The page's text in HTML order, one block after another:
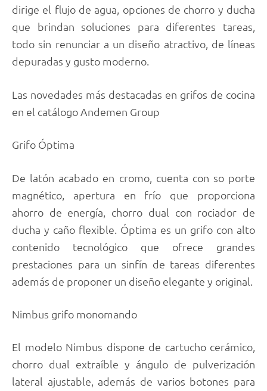
dirige el flujo de agua, opciones de chorro y ducha
que brindan soluciones para diferentes tareas,
todo sin renunciar a un diseño atractivo, de líneas
depuradas y gusto moderno.
Las novedades más destacadas en grifos de cocina
en el catálogo Andemen Group
Grifo Óptima
De latón acabado en cromo, cuenta con so porte
magnético, apertura en frío que proporciona
ahorro de energía, chorro dual con rociador de
ducha y caño flexible. Óptima es un grifo con alto
contenido tecnológico que ofrece grandes
prestaciones para un sinfín de tareas diferentes
además de proponer un diseño elegante y original.
Nimbus grifo monomando
El modelo Nimbus dispone de cartucho cerámico,
chorro dual extraíble y ángulo de pulverización
lateral ajustable, además de varios botones para